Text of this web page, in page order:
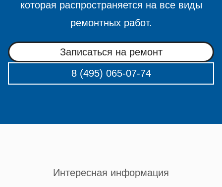
которая распространяется на все виды
ремонтных работ.
Записаться на ремонт
8 (495) 065-07-74
Интересная информация